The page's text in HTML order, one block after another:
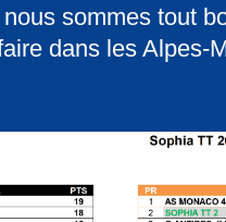
sommes tout
dans les Alpes-